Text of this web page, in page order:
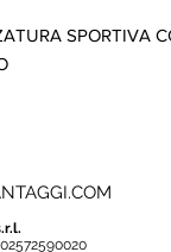
SPORTIVA